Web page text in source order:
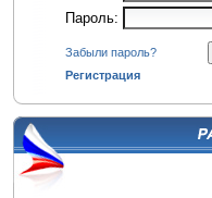
Пароль:
Забыли пароль?
Регистрация